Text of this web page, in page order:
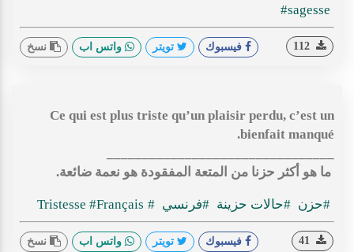
#sagesse
فيسبوك تويتر واتس اب نسخ
Ce qui est plus triste qu’un plaisir perdu, c’est un
bienfait manqué.
ما هو أكثر حزنا من المتعة المفقودة هو نعمة ضائعة.
#حزن #حالات حزينة #فرنسي #Tristesse
#Français
فيسبوك تويتر واتس اب نسخ